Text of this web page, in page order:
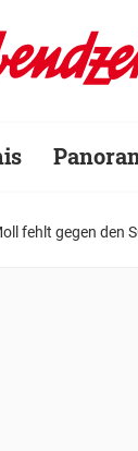
fehlt gegen den